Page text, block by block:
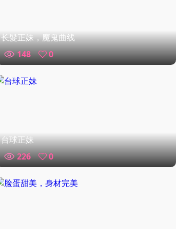
长髮正妹，魔鬼曲线
148
0
台球正妹
226
0